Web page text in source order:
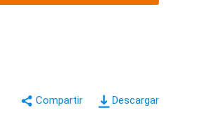
Descargar